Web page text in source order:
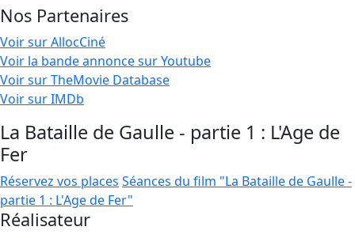
Nos Partenaires
Voir sur AllocCiné
Voir la bande annonce sur Youtube
Voir sur TheMovie Database
Voir sur IMDb
La Bataille de Gaulle - partie 1 : L'Age de
Fer
Réservez vos places Séances du film "La Bataille de Gaulle -
partie 1 : L'Age de Fer"
Réalisateur